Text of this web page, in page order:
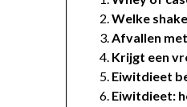
Welke
Afvallen
Krijgt een
Eiwitdieet
Eiwitdieet: